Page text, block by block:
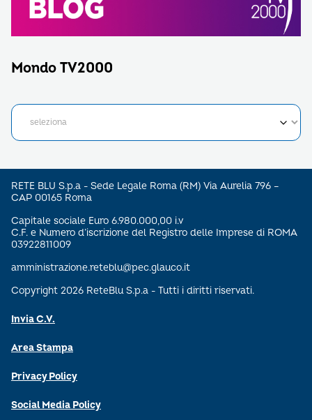
Mondo TV2000
RETE BLU S.p.a - Sede Legale Roma (RM) Via Aurelia 796 –
CAP 00165 Roma
Capitale sociale Euro 6.980.000,00 i.v
C.F. e Numero d’iscrizione del Registro delle Imprese di ROMA
03922811009
amministrazione.reteblu@pec.glauco.it
Copyright 2026 ReteBlu S.p.a - Tutti i diritti riservati.
Invia C.V.
Area Stampa
Privacy Policy
Social Media Policy